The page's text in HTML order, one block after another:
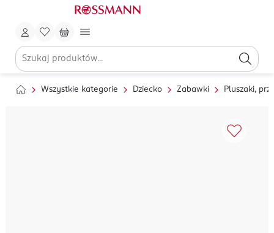
Wszystkie kategorie Dziecko Zabawki Pluszaki,